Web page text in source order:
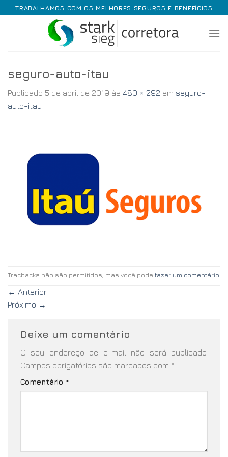
TRABALHAMOS COM OS MELHORES SEGUROS E BENEFÍCIOS
seguro-auto-itau
Publicado 5 de abril de 2019 às 480 × 292 em seguro-
auto-itau
Tracbacks não são permitidos, mas você pode fazer um comentário
← Anterior
Próximo →
Deixe um comentário
O seu endereço de e-mail não será publicado.
Campos obrigatórios são marcados com *
Comentário *